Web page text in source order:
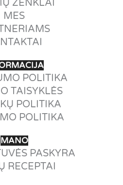
ŽENKLAI
MES
POLITIKA
TAISYKLĖS
POLITIKA
POLITIKA
MANO
PASKYRA
RECEPTAI